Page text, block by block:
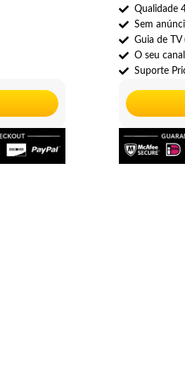
Qualidade
Sem
Guia de TV
O seu
Suporte